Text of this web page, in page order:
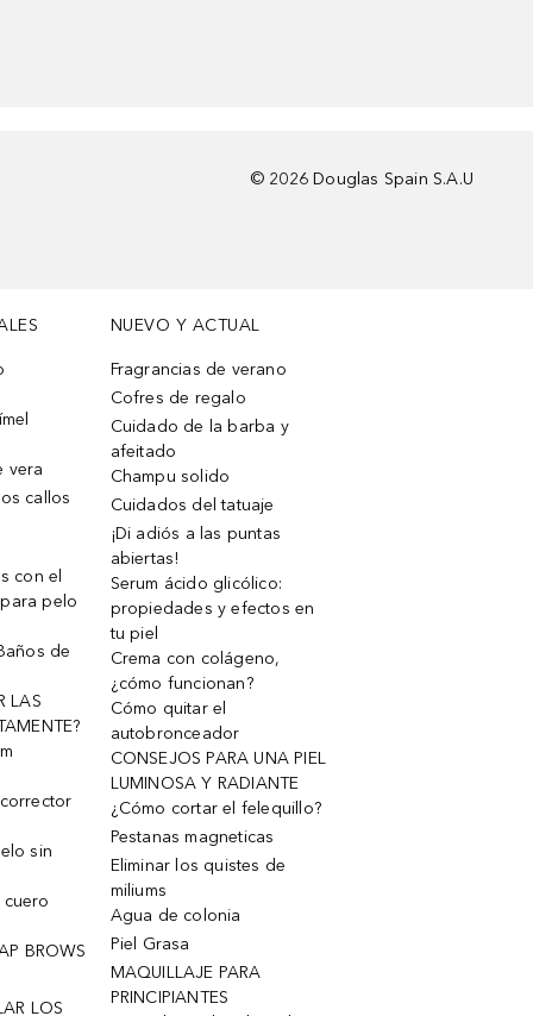
© 2026 Douglas Spain S.A.U
vera
callos
con el
pelo
de
LAS
sin
cuero
BROWS
LOS
NUEVO Y ACTUAL
Fragrancias de verano
Cofres de regalo
Cuidado de la barba y
afeitado
Champu solido
Cuidados del tatuaje
¡Di adiós a las puntas
abiertas!
Serum ácido glicólico:
propiedades y efectos en
tu piel
Crema con colágeno,
¿cómo funcionan?
Cómo quitar el
autobronceador
CONSEJOS PARA UNA PIEL
LUMINOSA Y RADIANTE
¿Cómo cortar el felequillo?
Pestanas magneticas
Eliminar los quistes de
miliums
Agua de colonia
Piel Grasa
MAQUILLAJE PARA
PRINCIPIANTES